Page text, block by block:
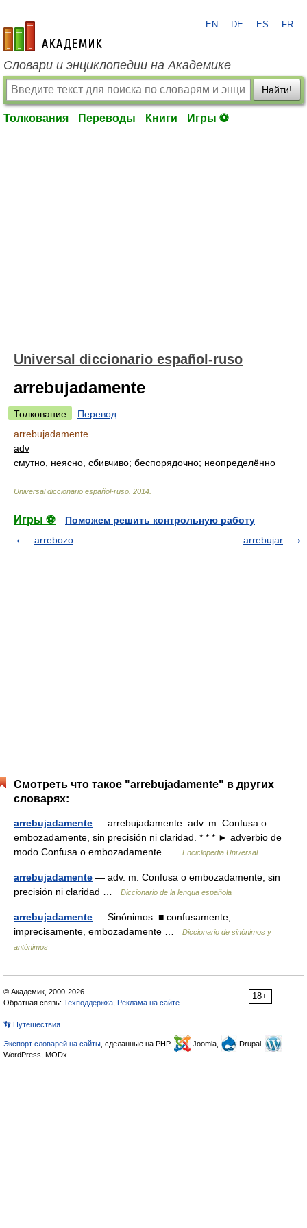
academic.ru
EN DE ES FR
Словари и энциклопедии на Академике
Найти!
Толкования Переводы Книги Игры ⚽
Universal diccionario español-ruso
arrebujadamente
Толкование
Перевод
arrebujadamente
adv
смутно, неясно, сбивчиво; беспорядочно; неопределённо
Universal diccionario español-ruso 2014
Игры ⚽
Поможем решить контрольную работу
arrebozo
arrebujar
Смотреть что такое "arrebujadamente" в других
словарях:
arrebujadamente — arrebujadamente. adv. m. Confusa o
embozadamente, sin precisión ni claridad. * * * ► adverbio de
modo Confusa o embozadamente …
Enciclopedia Universal
arrebujadamente — adv. m. Confusa o embozadamente, sin
precisión ni claridad …
Diccionario de la lengua española
arrebujadamente — Sinónimos: ■ confusamente,
imprecisamente, embozadamente …
Diccionario de sinónimos y
antónimos
18+
© Академик, 2000-2026
Обратная связь: Техподдержка Реклама на сайте
👣 Путешествия
Экспорт словарей на сайты , сделанные на PHP, Joomla,
Drupal,
WordPress, MODx.